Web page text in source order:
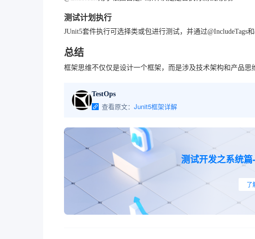
测试计划执行
JUnit5套件执行可选择类或包进行测试，并通过@IncludeTags
总结
框架思维不仅仅是设计一个框架，而是涉及技术架构和产品思
TestOps
查看原文： Junit5框架详解
测试开发之系统
了